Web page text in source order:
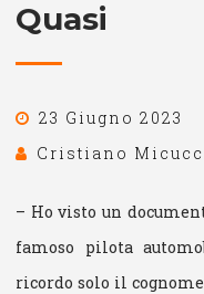
Quasi
23 Giugno 2023
Cristiano
– Ho visto un
famoso pilota
ricordo solo il